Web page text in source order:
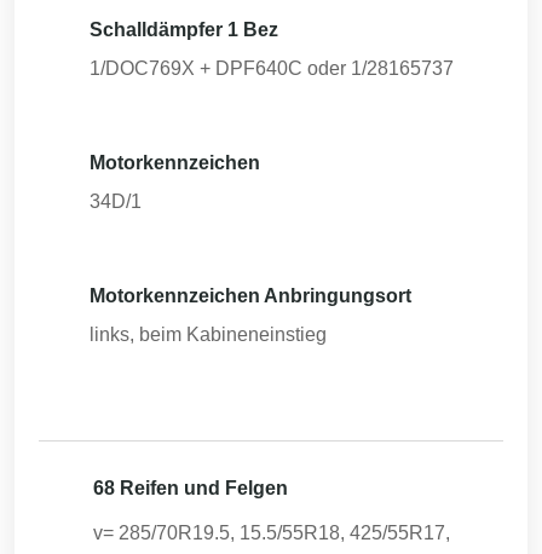
Schalldämpfer 1 Bez
1/DOC769X + DPF640C oder 1/28165737
Motorkennzeichen
34D/1
Motorkennzeichen Anbringungsort
links, beim Kabineneinstieg
68 Reifen und Felgen
v= 285/70R19.5, 15.5/55R18, 425/55R17,